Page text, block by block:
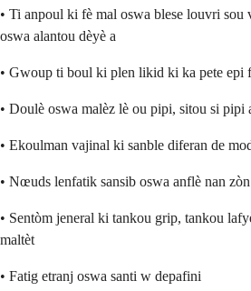
• Ti anpoul ki fè mal oswa blese louvri sou
oswa alantou dèyè a
• Gwoup ti boul ki plen likid ki ka pete epi
• Doulè oswa malèz lè ou pipi, sitou si pipi
• Ekoulman vajinal ki sanble diferan de
• Nœuds lenfatik sansib oswa anflè nan
• Sentòm jeneral ki tankou grip, tankou
maltèt
• Fatig etranj oswa santi w depafini